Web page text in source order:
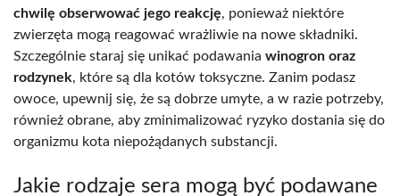
chwilę obserwować jego reakcję, ponieważ niektóre
zwierzęta mogą reagować wrażliwie na nowe składniki.
Szczególnie staraj się unikać podawania winogron oraz
rodzynek, które są dla kotów toksyczne. Zanim podasz
owoce, upewnij się, że są dobrze umyte, a w razie potrzeby,
również obrane, aby zminimalizować ryzyko dostania się do
organizmu kota niepożądanych substancji.
Jakie rodzaje sera mogą być podawane